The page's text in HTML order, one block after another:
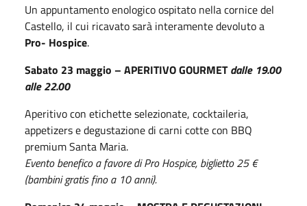
Un appuntamento enologico ospitato nella cornice del
Castello, il cui ricavato sarà interamente devoluto a
Pro- Hospice.
Sabato 23 maggio – APERITIVO GOURMETdalle 19.00
alle 22.00
Aperitivo con etichette selezionate, cocktaileria,
appetizers e degustazione di carni cotte con BBQ
premium Santa Maria.
Evento benefico a favore di Pro Hospice, biglietto 25 €
(bambini gratis fino a 10 anni).